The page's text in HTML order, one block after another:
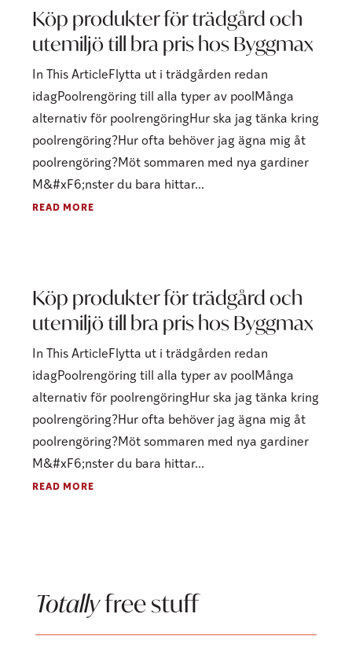
Köp produkter för trädgård och
utemiljö till bra pris hos Byggmax
In This ArticleFlytta ut i trädgården redan
idagPoolrengöring till alla typer av poolMånga
alternativ för poolrengöringHur ska jag tänka kring
poolrengöring?Hur ofta behöver jag ägna mig åt
poolrengöring?Möt sommaren med nya gardiner
M&#xF6;nster du bara hittar...
READ MORE
Köp produkter för trädgård och
utemiljö till bra pris hos Byggmax
In This ArticleFlytta ut i trädgården redan
idagPoolrengöring till alla typer av poolMånga
alternativ för poolrengöringHur ska jag tänka kring
poolrengöring?Hur ofta behöver jag ägna mig åt
poolrengöring?Möt sommaren med nya gardiner
M&#xF6;nster du bara hittar...
READ MORE
Totallyfree stuff